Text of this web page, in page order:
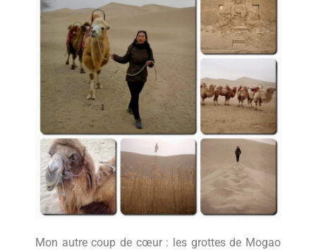
Mon autre coup de cœur : les grottes de Mogao